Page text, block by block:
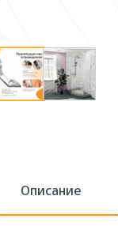
Описание